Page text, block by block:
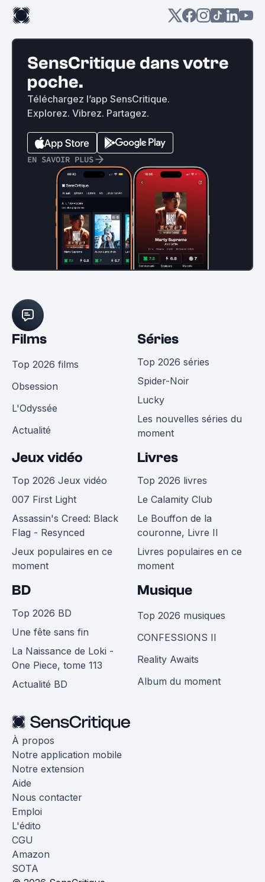
SensCritique dans votre
poche.
Téléchargez l’app SensCritique.
Explorez. Vibrez. Partagez.
EN SAVOIR PLUS
Films
Top 2026 films
Obsession
L'Odyssée
Actualité
Séries
Top 2026 séries
Spider-Noir
Lucky
Les nouvelles séries du
moment
Jeux vidéo
Top 2026 Jeux vidéo
007 First Light
Assassin's Creed: Black
Flag - Resynced
Jeux populaires en ce
moment
Livres
Top 2026 livres
Le Calamity Club
Le Bouffon de la
couronne, Livre II
Livres populaires en ce
moment
BD
Top 2026 BD
Une fête sans fin
La Naissance de Loki -
One Piece, tome 113
Actualité BD
Musique
Top 2026 musiques
CONFESSIONS II
Reality Awaits
Album du moment
À propos
Notre application mobile
Notre extension
Aide
Nous contacter
Emploi
L'édito
CGU
Amazon
SOTA